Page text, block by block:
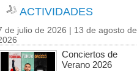
ACTIVIDADES
de julio de 2026 | 13 de agosto de
Conciertos de
Verano 2026